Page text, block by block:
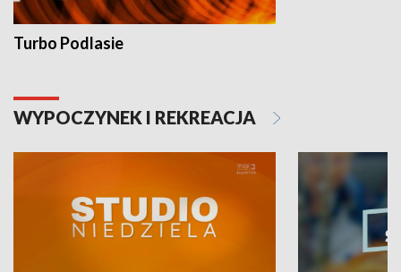
Turbo Podlasie
WYPOCZYNEK I REKREACJA